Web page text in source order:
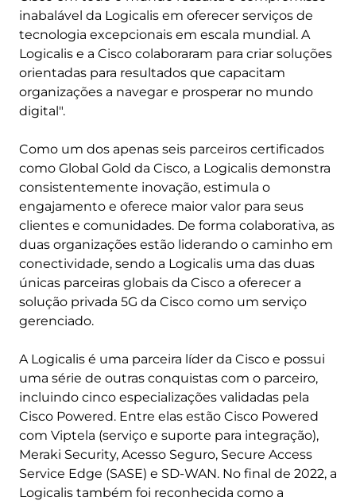
inabalável da Logicalis em oferecer serviços de
tecnologia excepcionais em escala mundial. A
Logicalis e a Cisco colaboraram para criar soluções
orientadas para resultados que capacitam
organizações a navegar e prosperar no mundo
digital".
Como um dos apenas seis parceiros certificados
como Global Gold da Cisco, a Logicalis demonstra
consistentemente inovação, estimula o
engajamento e oferece maior valor para seus
clientes e comunidades. De forma colaborativa, as
duas organizações estão liderando o caminho em
conectividade, sendo a Logicalis uma das duas
únicas parceiras globais da Cisco a oferecer a
solução privada 5G da Cisco como um serviço
gerenciado.
A Logicalis é uma parceira líder da Cisco e possui
uma série de outras conquistas com o parceiro,
incluindo cinco especializações validadas pela
Cisco Powered. Entre elas estão Cisco Powered
com Viptela (serviço e suporte para integração),
Meraki Security, Acesso Seguro, Secure Access
Service Edge (SASE) e SD-WAN. No final de 2022, a
Logicalis também foi reconhecida como a